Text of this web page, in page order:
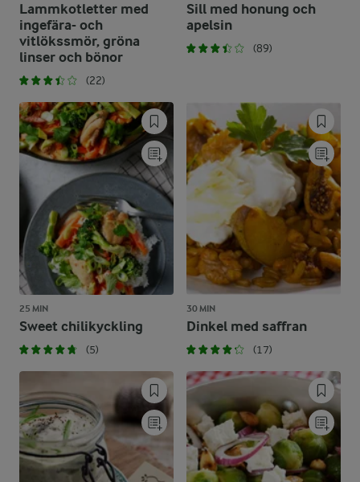
Lammkotletter med
ingefära- och
vitlökssmör, gröna
linser och bönor
(22)
Sill med honung och
apelsin
(89)
25 MIN
Sweet chilikyckling
(5)
30 MIN
Dinkel med saffran
(17)